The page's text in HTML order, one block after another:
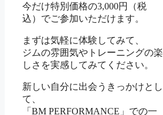
今だけ特別価格の3,000円（税
込）でご参加いただけます。
まずは気軽に体験してみて、
ジムの雰囲気やトレーニングの楽
しさを実感してみてください。
新しい自分に出会うきっかけとし
て、
「BM PERFORMANCE」での一